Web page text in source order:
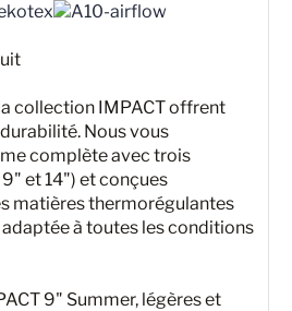
collection IMPACT offrent
Nous vous
complète avec trois
et 14") et conçues
matières thermorégulantes
à toutes les conditions
9" Summer, légères et